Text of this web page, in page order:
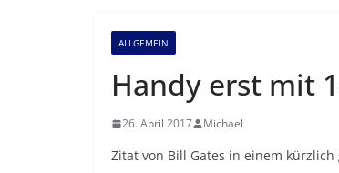
ALLGEMEIN
Handy erst mit
26. April 2017 Michael
Zitat von Bill Gates in einem